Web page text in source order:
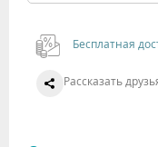
Бесплатная
Рассказать